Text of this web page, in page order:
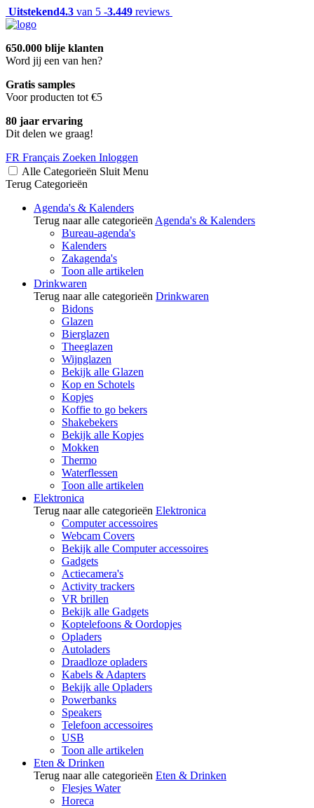
Uitstekend4.3 van 5 -3.449 reviews
650.000 blije klanten
Word jij een van hen?
Gratis samples
Voor producten tot €5
80 jaar ervaring
Dit delen we graag!
FR Français Zoeken Inloggen
Alle Categorieën Sluit Menu
Terug Categorieën
Agenda's & Kalenders
Terug naar alle categorieën Agenda's & Kalenders
Bureau-agenda's
Kalenders
Zakagenda's
Toon alle artikelen
Drinkwaren
Terug naar alle categorieën Drinkwaren
Bidons
Glazen
Bierglazen
Theeglazen
Wijnglazen
Bekijk alle Glazen
Kop en Schotels
Kopjes
Koffie to go bekers
Shakebekers
Bekijk alle Kopjes
Mokken
Thermo
Waterflessen
Toon alle artikelen
Elektronica
Terug naar alle categorieën Elektronica
Computer accessoires
Webcam Covers
Bekijk alle Computer accessoires
Gadgets
Actiecamera's
Activity trackers
VR brillen
Bekijk alle Gadgets
Koptelefoons & Oordopjes
Opladers
Autoladers
Draadloze opladers
Kabels & Adapters
Bekijk alle Opladers
Powerbanks
Speakers
Telefoon accessoires
USB
Toon alle artikelen
Eten & Drinken
Terug naar alle categorieën Eten & Drinken
Flesjes Water
Horeca